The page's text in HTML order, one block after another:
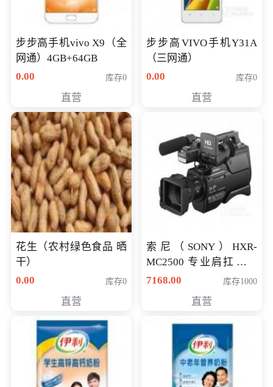
步步高手机vivo X9（全
网通）4GB+64GB
0.00
库存0
直营
步步高VIVO手机Y31A
（三网通）
0.00
库存0
直营
花生（农村绿色食品 晒
干）
0.00
库存0
直营
索尼（SONY）HXR-
MC2500 专业肩扛式存
储卡全高清摄录一体机
清入门级摄像机
7168.00 库存1000
直营